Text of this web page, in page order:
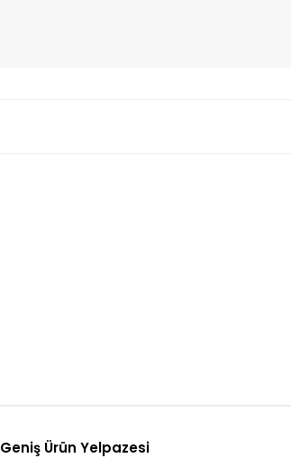
Geniş Ürün Yelpazesi